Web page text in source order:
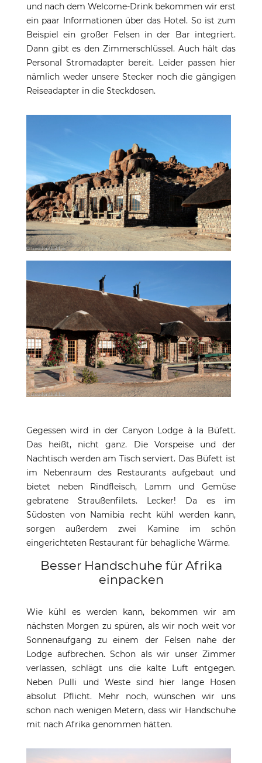
und nach dem Welcome-Drink bekommen wir erst
ein paar Informationen über das Hotel. So ist zum
Beispiel ein großer Felsen in der Bar integriert.
Dann gibt es den Zimmerschlüssel. Auch hält das
Personal Stromadapter bereit. Leider passen hier
nämlich weder unsere Stecker noch die gängigen
Reiseadapter in die Steckdosen.
Gegessen wird in der Canyon Lodge à la Büfett.
Das heißt, nicht ganz. Die Vorspeise und der
Nachtisch werden am Tisch serviert. Das Büfett ist
im Nebenraum des Restaurants aufgebaut und
bietet neben Rindfleisch, Lamm und Gemüse
gebratene Straußenfilets. Lecker! Da es im
Südosten von Namibia recht kühl werden kann,
sorgen außerdem zwei Kamine im schön
eingerichteten Restaurant für behagliche Wärme.
Besser Handschuhe für Afrika
einpacken
Wie kühl es werden kann, bekommen wir am
nächsten Morgen zu spüren, als wir noch weit vor
Sonnenaufgang zu einem der Felsen nahe der
Lodge aufbrechen. Schon als wir unser Zimmer
verlassen, schlägt uns die kalte Luft entgegen.
Neben Pulli und Weste sind hier lange Hosen
absolut Pflicht. Mehr noch, wünschen wir uns
schon nach wenigen Metern, dass wir Handschuhe
mit nach Afrika genommen hätten.